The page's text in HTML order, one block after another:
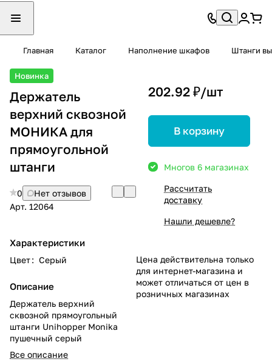
Главная Каталог Наполнение шкафов Штанги
Новинка
Держатель
верхний сквозной
МОНИКА для
прямоугольной
штанги
0
Нет отзывов
Арт. 12064
Характеристики
Цвет: Серый
Описание
Держатель верхний
сквозной прямоугольный
штанги Unihopper Monika
пушечный серый
Все описание
202.92 ₽/шт
В корзину
Многов 6 магазинах
Рассчитать
доставку
Нашли дешевле?
Цена действительна только
для интернет-магазина и
может отличаться от цен в
розничных магазинах